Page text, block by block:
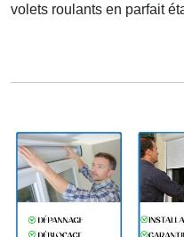
volets roulants en parfait